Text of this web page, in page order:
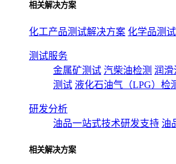
相关解决方案
化工产品测试解决方案 化学品测
测试服务
金属矿测试 汽柴油检测 润滑
测试 液化石油气（LPG）检
研发分析
油品一站式技术研发支持 油
相关解决方案